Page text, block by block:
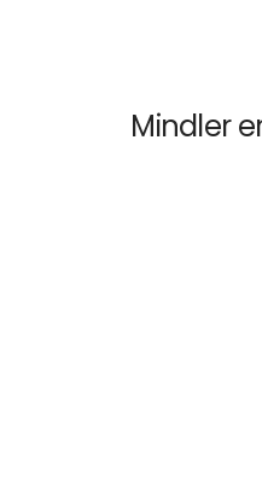
Mindler